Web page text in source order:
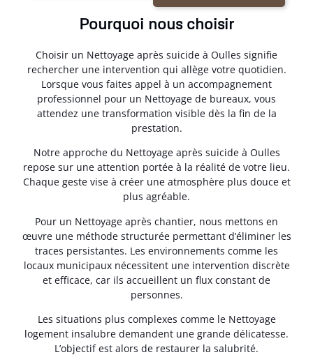
Pourquoi nous choisir
Choisir un Nettoyage après suicide à Oulles signifie
rechercher une intervention qui allège votre quotidien.
Lorsque vous faites appel à un accompagnement
professionnel pour un Nettoyage de bureaux, vous
attendez une transformation visible dès la fin de la
prestation.
Notre approche du Nettoyage après suicide à Oulles
repose sur une attention portée à la réalité de votre lieu.
Chaque geste vise à créer une atmosphère plus douce et
plus agréable.
Pour un Nettoyage après chantier, nous mettons en
œuvre une méthode structurée permettant d’éliminer les
traces persistantes. Les environnements comme les
locaux municipaux nécessitent une intervention discrète
et efficace, car ils accueillent un flux constant de
personnes.
Les situations plus complexes comme le Nettoyage
logement insalubre demandent une grande délicatesse.
L’objectif est alors de restaurer la salubrité.